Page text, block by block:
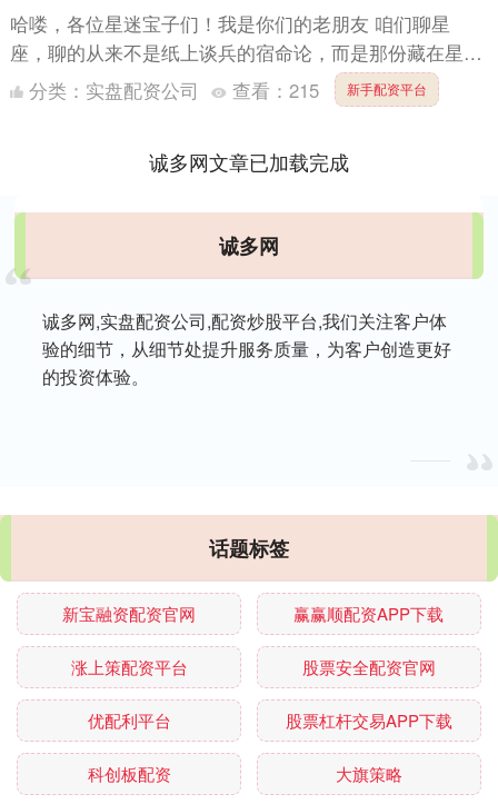
哈喽，各位星迷宝子们！我是你们的老朋友 咱们聊星
座，聊的从来不是纸上谈兵的宿命论，而是那份藏在星盘
里，独属于每个人的性格密码和能量磁场。今天，咱们就
分类： 实盘配资公司 查看： 215 新手配资平台
诚多网文章已加载完成
诚多网
诚多网,实盘配资公司,配资炒股平台,我们关注客户体
验的细节，从细节处提升服务质量，为客户创造更好
的投资体验。
话题标签
新宝融资配资官网 赢赢顺配资APP下载
涨上策配资平台 股票安全配资官网
优配利平台 股票杠杆交易APP下载
科创板配资 大旗策略